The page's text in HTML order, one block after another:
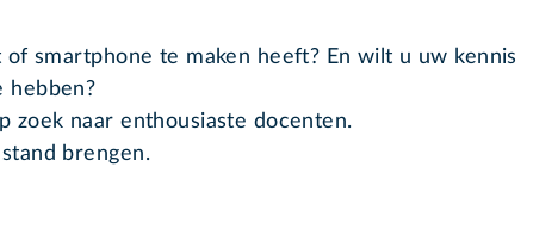
smartphone te maken heeft? En wilt u uw kennis
hebben?
zoek naar enthousiaste docenten.
brengen.